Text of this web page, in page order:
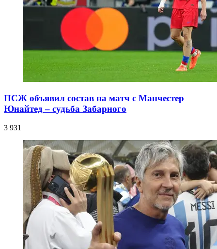
ПСЖ объявил состав на матч с Манчестер
Юнайтед – судьба Забарного
3 931